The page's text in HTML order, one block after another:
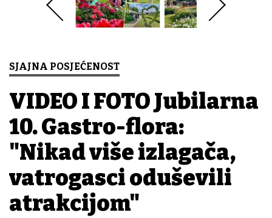
SJAJNA POSJEĆENOST
VIDEO I FOTO Jubilarna
10. Gastro-flora:
"Nikad više izlagača,
vatrogasci oduševili
atrakcijom"